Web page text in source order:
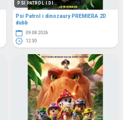
PSI PATROL I DI...
Psi Patrol i dinozaury PREMIERA 2D
dubb
09.08.2026
12:30